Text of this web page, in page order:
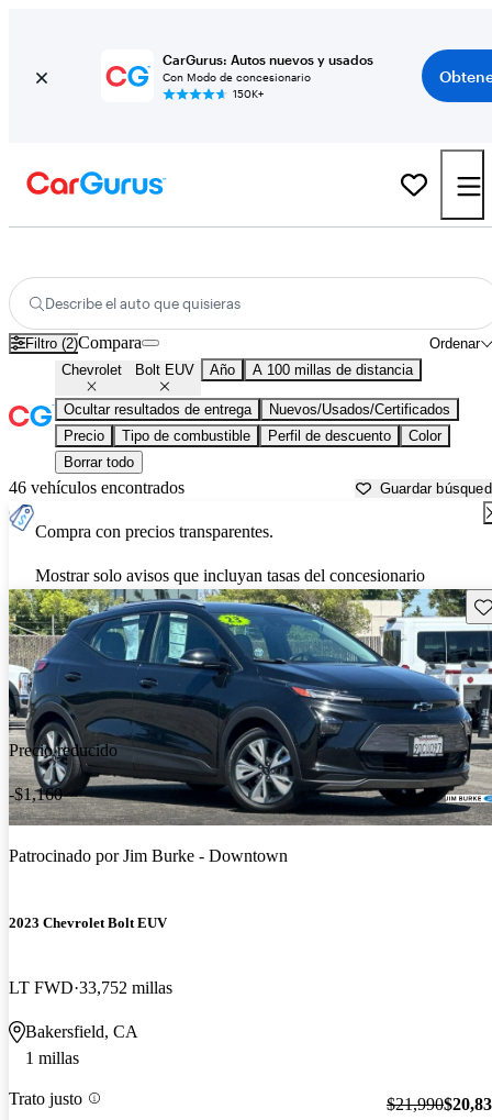
CarGurus: Autos nuevos y usados
Con Modo de concesionario
150K+
Describe el auto que quisieras
Filtro (2) Ordenar
Compara
Chevrolet Bolt EUV Año A 100 millas de distancia
Ocultar resultados de entrega
Nuevos/Usados/Certificados
Precio
Tipo de combustible Perfil de descuento
Color
Borrar todo
46 vehículos encontrados Guardar
Compra con precios transparentes.
Mostrar solo avisos que incluyan tasas del concesionario
Precio reducido
-$1,160
Patrocinado porJim Burke - Downtown
2023 Chevrolet Bolt EUV
LT FWD 33,752 millas
Bakersfield, CA
1 millas
Trato justo $21,990